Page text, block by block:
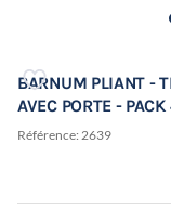
BARNUM PLIANT -
AVEC PORTE -
Référence: 2639